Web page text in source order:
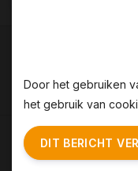
Algemene
Door het gebruiken
het gebruik van
DIT BERICHT